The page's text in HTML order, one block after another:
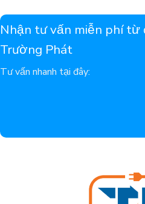
Nhận tư vấn miễn phí từ
Trường Phát
Tư vấn nhanh tại đây: